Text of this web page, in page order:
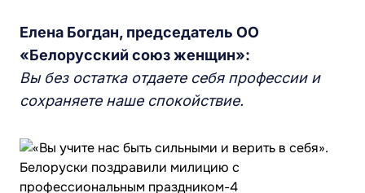
Елена Богдан, председатель ОО
«Белорусский союз женщин»:
Вы без остатка отдаете себя профессии и
сохраняете наше спокойствие.